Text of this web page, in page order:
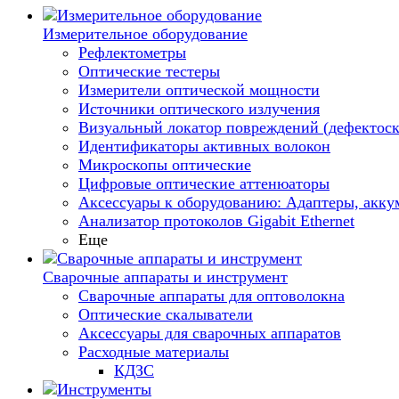
Измерительное оборудование
Рефлектометры
Оптические тестеры
Измерители оптической мощности
Источники оптического излучения
Визуальный локатор повреждений
Идентификаторы активных волокон
Микроскопы оптические
Цифровые оптические аттенюаторы
Аксессуары к оборудованию: Адаптеры,
Анализатор протоколов Gigabit Ethernet
Еще
Сварочные аппараты и инструмент
Сварочные аппараты для оптоволокна
Оптические скалыватели
Аксессуары для сварочных аппаратов
Расходные материалы
КДЗС